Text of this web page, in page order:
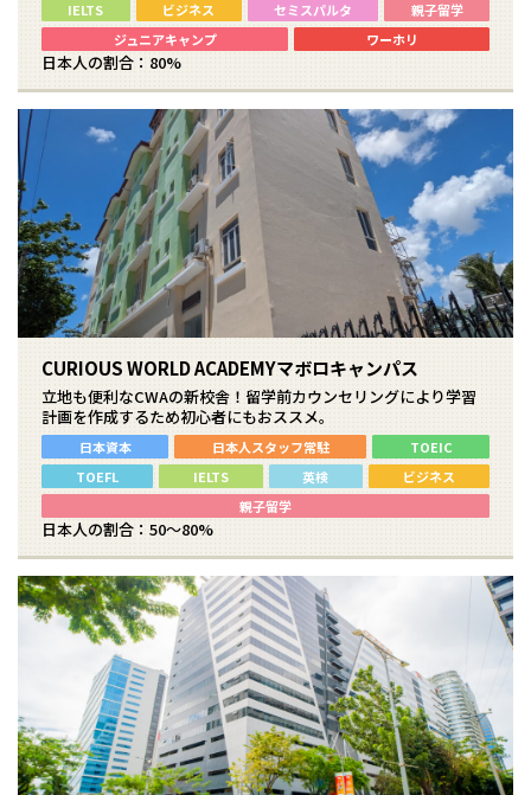
IELTS
ビジネス セミスパルタ
親子留学
ジュニアキャンプ
ワーホリ
日本人の割合：80%
CURIOUS WORLD ACADEMYマボロキャンパス
立地も便利なCWAの新校舎！留学前カウンセリングにより学習
計画を作成するため初心者にもおススメ。
日本資本 日本人スタッフ常駐
TOEIC
TOEFL
IELTS 英検
ビジネス
親子留学
日本人の割合：50～80%